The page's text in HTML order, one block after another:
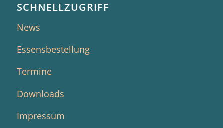
SCHNELLZUGRIFF
News
Essensbestellung
Termine
Downloads
Impressum